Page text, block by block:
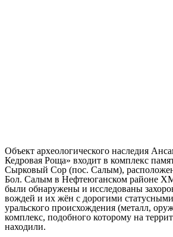
Объект археологического наследия
Кедровая Роща» входит в комплекс
Сырковый Сор (пос. Салым),
Бол. Салым в Нефтеюганском районе
были обнаружены и исследованы
вождей и их жён с дорогими
уральского происхождения (металл,
комплекс, подобного которому на
находили.